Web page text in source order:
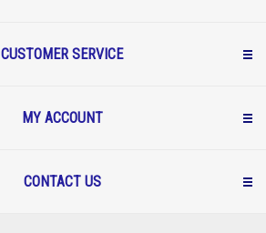
CUSTOMER SERVICE
MY ACCOUNT
CONTACT US